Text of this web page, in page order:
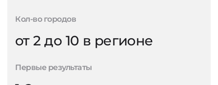
Кол-во городов
от 2 до 10 в регионе
Первые результаты